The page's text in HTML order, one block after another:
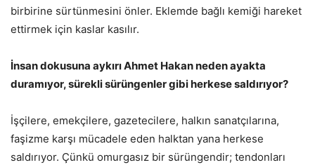
birbirine sürtünmesini önler. Eklemde bağlı kemiği hareket
ettirmek için kaslar kasılır.
İnsan dokusuna aykırı Ahmet Hakan neden ayakta
duramıyor, sürekli sürüngenler gibi herkese saldırıyor?
İşçilere, emekçilere, gazetecilere, halkın sanatçılarına,
faşizme karşı mücadele eden halktan yana herkese
saldırıyor. Çünkü omurgasız bir sürüngendir; tendonları